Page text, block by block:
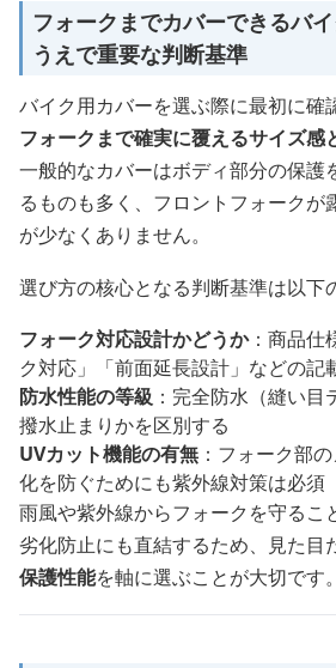
フォークまでカバーできるバ
うえで重要な判断基準
バイク用カバーを選ぶ際に最初に確
フォークまで確実に覆えるサイズ感
一般的なカバーはボディ部分の保護
るものも多く、フロントフォークが
が少なくありません。
選び方の核心となる判断基準は以下
フォーク対応設計かどうか：商品仕
ク対応」「前面延長設計」などの記
防水性能の等級 ：完全防水（縫い目
撥水止まりかを区別する
UVカット機能の有無 ：フォーク部
化を防ぐためにも紫外線対策は必須
雨風や紫外線からフォークを守るこ
劣化防止にも直結するため、見た目
保護性能を軸に選ぶことが大切です。